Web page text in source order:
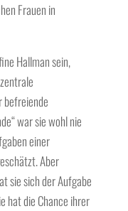
Frauen in
Hallman sein,
befreiende
war sie wohl nie
einer
Aber
sie sich der Aufgabe
hat die Chance ihrer